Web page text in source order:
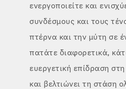
ενεργοποιείτε και
συνδέσμους και τους
πτέρνα και την μύτη σε
πατάτε διαφορετικά,
ευεργετική επίδραση
και βελτιώνει τη στάση